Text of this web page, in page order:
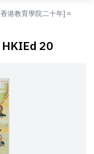
港教育學院二十年] =
20